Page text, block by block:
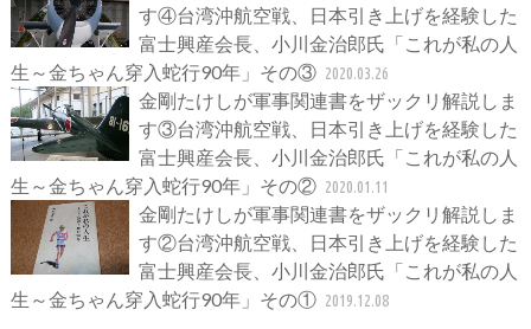
す④台湾沖航空戦、日本引き上げを経験した
富士興産会長、小川金治郎氏「これが私の人
生～金ちゃん穿入蛇行90年」その③ 2020.03.26
金剛たけしが軍事関連書をザックリ解説しま
す③台湾沖航空戦、日本引き上げを経験した
富士興産会長、小川金治郎氏「これが私の人
生～金ちゃん穿入蛇行90年」その② 2020.01.11
金剛たけしが軍事関連書をザックリ解説しま
す②台湾沖航空戦、日本引き上げを経験した
富士興産会長、小川金治郎氏「これが私の人
生～金ちゃん穿入蛇行90年」その① 2019.12.08